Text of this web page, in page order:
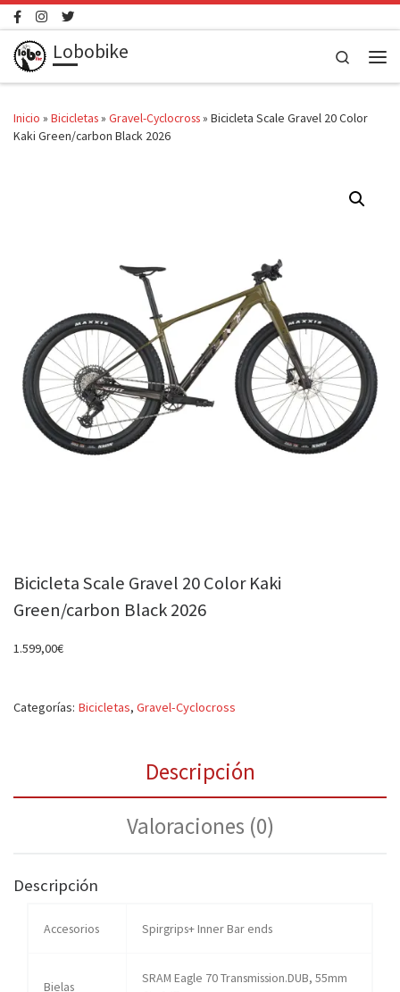
Saltar al contenido
Lobobike
Search
Inicio » Bicicletas» Gravel-Cyclocross» Bicicleta Scale Gravel 20 Color
Kaki Green/carbon Black 2026
Bicicleta Scale Gravel 20 Color Kaki
Green/carbon Black 2026
1.599,00€
Categorías: Bicicletas, Gravel-Cyclocross
Descripción
Valoraciones (0)
Descripción
Accesorios Spirgrips+ Inner Bar ends
Bielas
SRAM Eagle 70 Transmission.DUB, 55mm